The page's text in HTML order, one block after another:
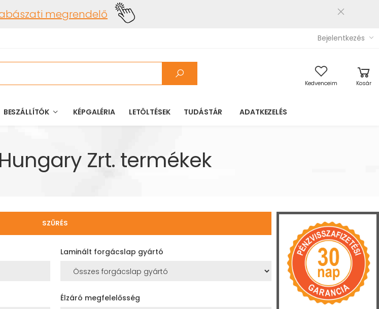
megrendelő
Bejelentkezés
Kedvenceim Kosár
BESZÁLLÍTÓK KÉPGALÉRIA LETÖLTÉSEK TUDÁSTÁR ADATKEZELÉS
Zrt. termékek
SZŰRÉS
Laminált forgácslap gyártó
Élzáró megfelelősség